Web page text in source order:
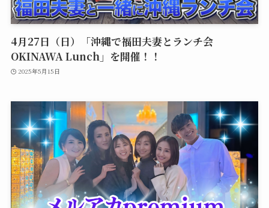
4月27日（日）「沖縄で福田夫妻とランチ会
OKINAWA Lunch」を開催！！
2025年5月15日